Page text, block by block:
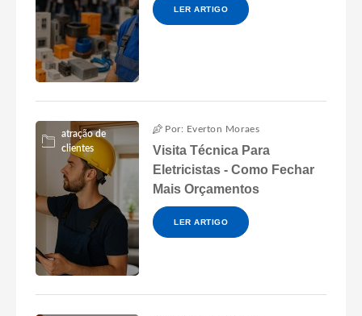
LER ARTIGO
atração de
clientes
Por: Everton Moraes
Visita Técnica Para
Eletricistas - Como Fechar
Mais Orçamentos
LER ARTIGO